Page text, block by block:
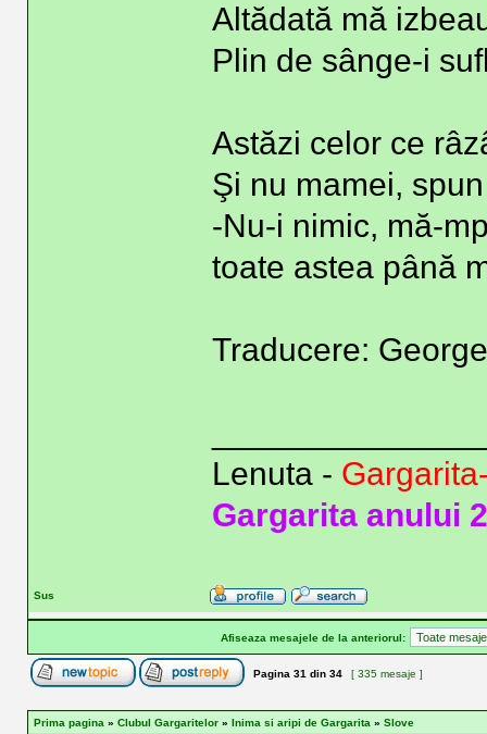
Altădată mă
Plin de sânge-i
Astăzi celor ce
Şi nu mamei,
-Nu-i nimic, mă-
toate astea până
Traducere:
Lenuta -
Gargarita anului
Sus
Afiseaza mesajele de la anteriorul:
Pagina 31 din 34 [ 335 mesaje ]
Prima pagina » Clubul Gargaritelor » Inima si aripi de Gargarita » Slove